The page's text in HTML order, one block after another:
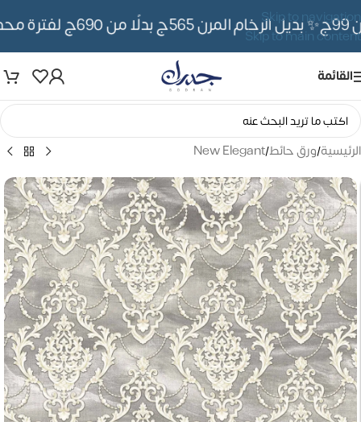
Skip to navigation
Skip to main content
✨ بديل الرخام المرن 565ج بدلًا من 690ج لفترة محدوده
القائمة
الرئيسية/ورق حائط/
New Elegant